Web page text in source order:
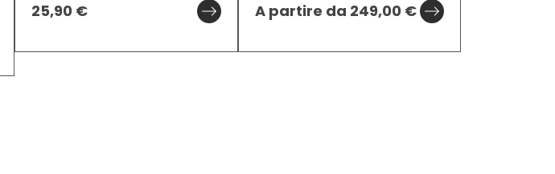
25,90 € A partire da 249,00 €